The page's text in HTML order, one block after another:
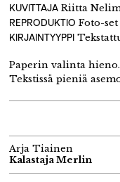
KUVITTAJA Riitta
REPRODUKTIO Foto-
KIRJAINTYYPPI
Paperin valinta
Tekstissä pieniä
Arja Tiainen
Kalastaja Merlin